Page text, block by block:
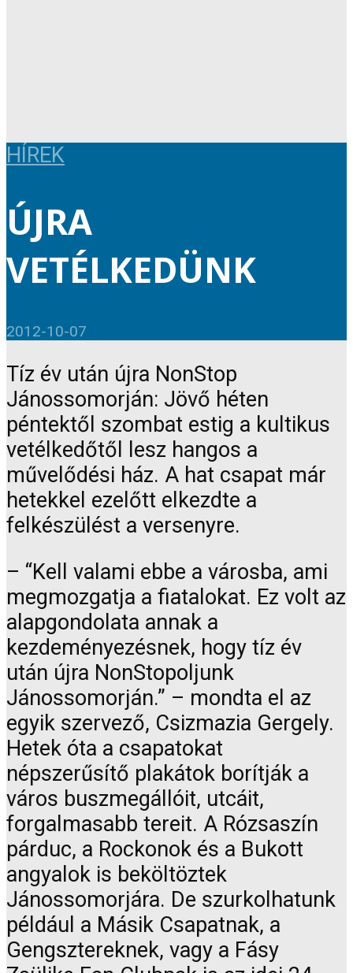
HÍREK
ÚJRA
VETÉLKEDÜNK
2012-10-07
Tíz év után újra NonStop
Jánossomorján: Jövő héten
péntektől szombat estig a kultikus
vetélkedőtől lesz hangos a
művelődési ház. A hat csapat már
hetekkel ezelőtt elkezdte a
felkészülést a versenyre.
– “Kell valami ebbe a városba, ami
megmozgatja a fiatalokat. Ez volt az
alapgondolata annak a
kezdeményezésnek, hogy tíz év
után újra NonStopoljunk
Jánossomorján.” – mondta el az
egyik szervező, Csizmazia Gergely.
Hetek óta a csapatokat
népszerűsítő plakátok borítják a
város buszmegállóit, utcáit,
forgalmasabb tereit. A Rózsaszín
párduc, a Rockonok és a Bukott
angyalok is beköltöztek
Jánossomorjára. De szurkolhatunk
például a Másik Csapatnak, a
Gengsztereknek, vagy a Fásy